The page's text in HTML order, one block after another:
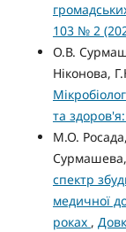
103 № 2
О.В.
Ніконова,
та
М.О.
спектр
медичної
роках ,